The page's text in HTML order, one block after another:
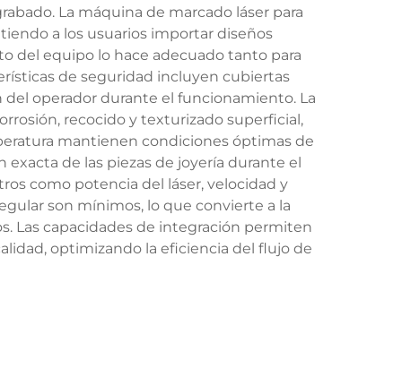
La máquina de marcado láser para
a los usuarios importar diseños
del equipo lo hace adecuado tanto para
de seguridad incluyen cubiertas
operador durante el funcionamiento. La
recocido y texturizado superficial,
mantienen condiciones óptimas de
de las piezas de joyería durante el
como potencia del láser, velocidad y
son mínimos, lo que convierte a la
Las capacidades de integración permiten
optimizando la eficiencia del flujo de